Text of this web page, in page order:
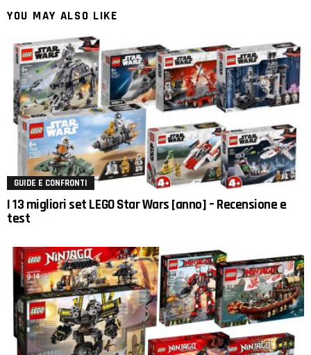
YOU MAY ALSO LIKE
GUIDE E CONFRONTI
I 13 migliori set LEGO Star Wars [anno] – Recensione e
test